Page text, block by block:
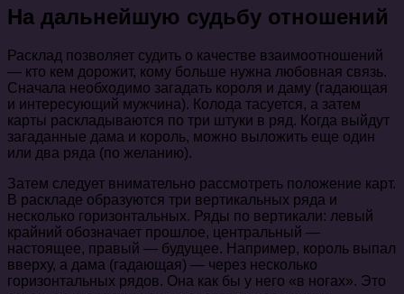
На дальнейшую судьбу отношений
Расклад позволяет судить о качестве взаимоотношений
— кто кем дорожит, кому больше нужна любовная связь.
Сначала необходимо загадать короля и даму (гадающая
и интересующий мужчина). Колода тасуется, а затем
карты раскладываются по три штуки в ряд. Когда выйдут
загаданные дама и король, можно выложить еще один
или два ряда (по желанию).
Затем следует внимательно рассмотреть положение карт.
В раскладе образуются три вертикальных ряда и
несколько горизонтальных. Ряды по вертикали: левый
крайний обозначает прошлое, центральный —
настоящее, правый — будущее. Например, король выпал
вверху, а дама (гадающая) — через несколько
горизонтальных рядов. Она как бы у него «в ногах». Это